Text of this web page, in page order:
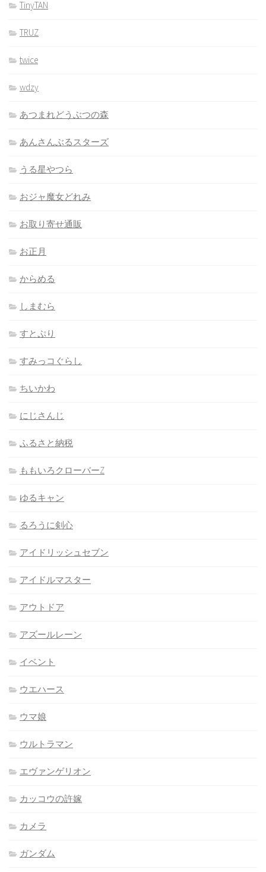
TinyTAN
TRUZ
twice
wdzy
あつまれどうぶつの森
あんさんぶるスターズ
うる星やつら
おジャ魔女どれみ
お取り寄せ通販
お正月
からめる
しまむら
すとぷり
すみっコぐらし
ちいかわ
にじさんじ
ふるさと納税
ももいろクローバーZ
ゆるキャン
るろうに剣心
アイドリッシュセブン
アイドルマスター
アウトドア
アズールレーン
イベント
ウエハース
ウマ娘
ウルトラマン
エヴァンゲリオン
カッコウの許嫁
カメラ
ガンダム